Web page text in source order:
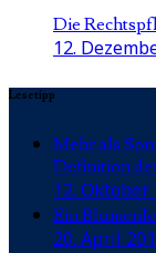
Die
12.
Lesetipp
Mehr als
Definition
12. Oktober
Ein
20. April